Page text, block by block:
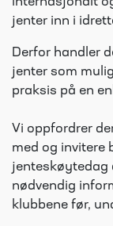
jenter inn i
Derfor handler
jenter som
praksis på en
Vi oppfordrer
med og invitere
jenteskøytedag
nødvendig
klubbene før,